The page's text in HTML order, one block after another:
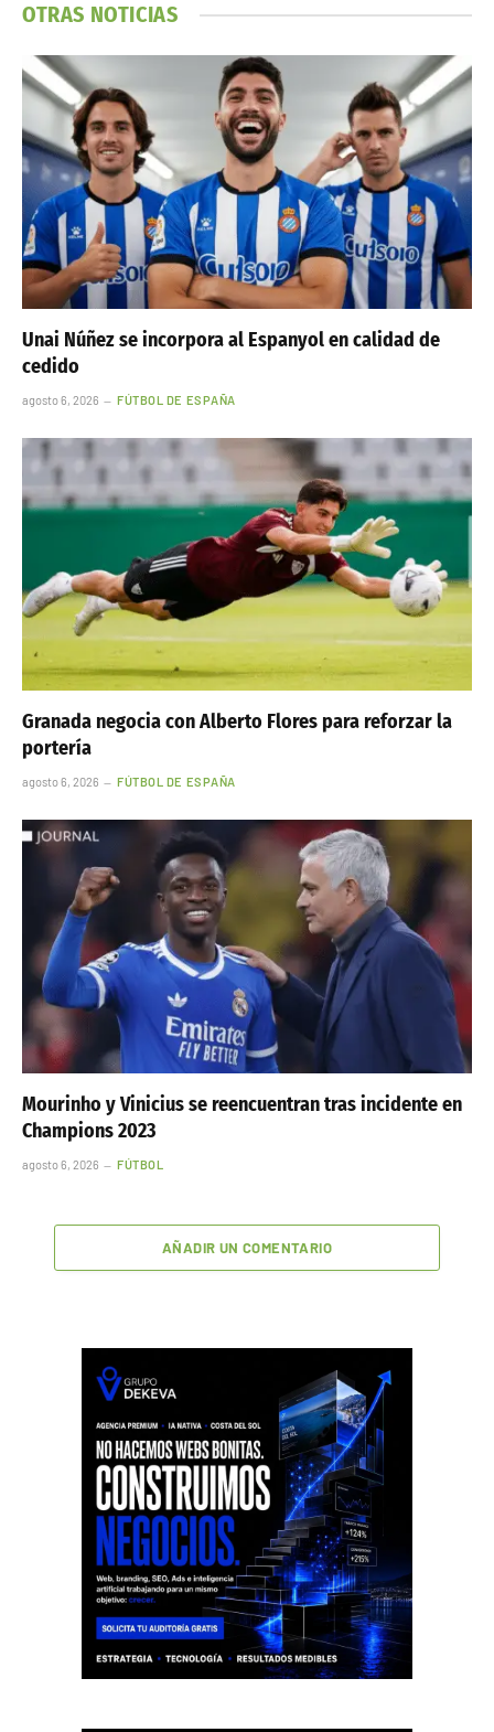
OTRAS NOTICIAS
Unai Núñez se incorpora al Espanyol en calidad de
cedido
agosto 6, 2026 FÚTBOL DE ESPAÑA
Granada negocia con Alberto Flores para reforzar la
portería
agosto 6, 2026 FÚTBOL DE ESPAÑA
Mourinho y Vinicius se reencuentran tras incidente en
Champions 2023
agosto 6, 2026 FÚTBOL
AÑADIR UN COMENTARIO